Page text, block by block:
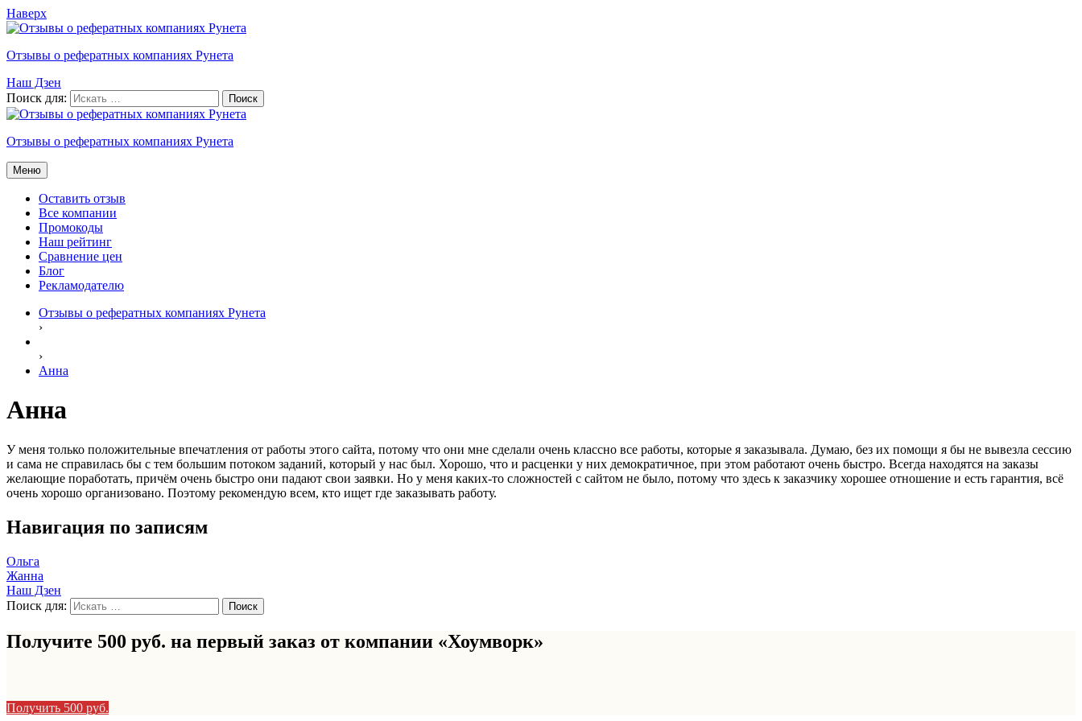
Наверх
Отзывы о рефератных компаниях Рунета
Наш Дзен
Поиск для:
Отзывы о рефератных компаниях Рунета
Меню
Оставить отзыв
Все компании
Промокоды
Наш рейтинг
Сравнение цен
Блог
Рекламодателю
Отзывы о рефератных компаниях Рунета
›
›
Анна
Анна
У меня только положительные впечатления от работы этого сайта, потому что они мне сделали очень классно все работы, которые я заказывала. Думаю, без их помощи я бы не вывезла сессию
и сама не справилась бы с тем большим потоком заданий, который у нас был. Хорошо, что и расценки у них демократичное, при этом работают очень быстро. Всегда находятся на заказы
желающие поработать, причём очень быстро они падают свои заявки. Но у меня каких-то сложностей с сайтом не было, потому что здесь к заказчику хорошее отношение и есть гарантия, всё
очень хорошо организовано. Поэтому рекомендую всем, кто ищет где заказывать работу.
Навигация по записям
Ольга
Жанна
Наш Дзен
Поиск для:
Получите 500 руб. на первый заказ от компании «Хоумворк»
Получить 500 руб.